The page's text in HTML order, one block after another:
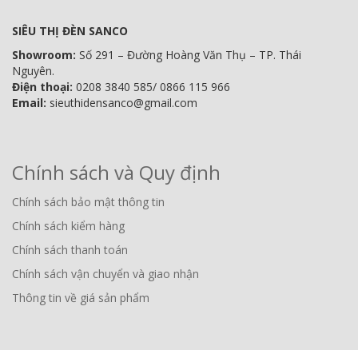
SIÊU THỊ ĐÈN SANCO
Showroom: Số 291 – Đường Hoàng Văn Thụ – TP. Thái
Nguyên.
Điện thoại: 0208 3840 585/ 0866 115 966
Email: sieuthidensanco@gmail.com
Chính sách và Quy định
Chính sách bảo mật thông tin
Chính sách kiểm hàng
Chính sách thanh toán
Chính sách vận chuyển và giao nhận
Thông tin về giá sản phẩm